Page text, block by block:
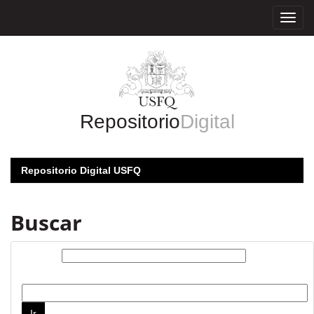
RepositorioDigital
Repositorio Digital USFQ
Buscar